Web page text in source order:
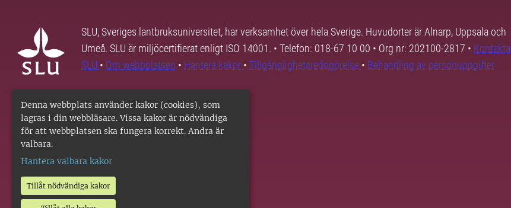
Denna webbplats använder kakor (cookies), som
lagras i din webbläsare. Vissa kakor är nödvändiga
för att webbplatsen ska fungera korrekt. Andra är
valbara.
Hantera valbara kakor
Tillåt nödvändiga kakor
SLU, Sveriges lantbruksuniversitet, har verksamhet över hela Sverige. Huvudorter är Alnarp, Uppsala och
Umeå. SLU är miljöcertifierat enligt ISO 14001. • Telefon: 018-67 10 00 • Org nr: 202100-2817 • Kontakta
SLU • Om webbplatsen • Hantera kakor • Tillgänglighetsredogörelse • Behandling av personuppgifter